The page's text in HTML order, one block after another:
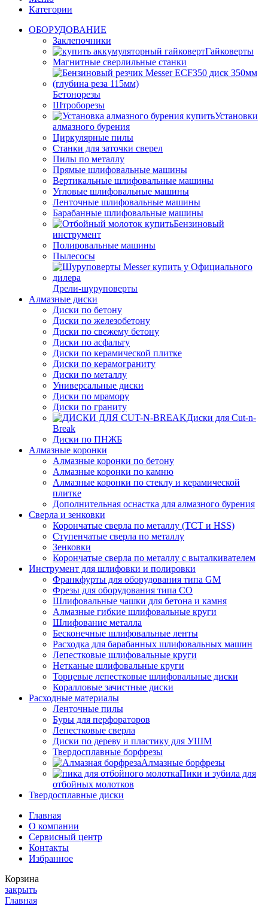
Категории
ОБОРУДОВАНИЕ
Заклепочники
Гайковерты
Магнитные сверлильные станки
Бетонорезы
Штроборезы
Установки
алмазного бурения
Циркулярные пилы
Станки для заточки сверел
Пилы по металлу
Прямые шлифовальные машины
Вертикальные шлифовальные машины
Угловые шлифовальные машины
Ленточные шлифовальные машины
Барабанные шлифовальные машины
Бензиновый
инструмент
Полировальные машины
Пылесосы
Дрели-шуруповерты
Алмазные диски
Диски по бетону
Диски по железобетону
Диски по свежему бетону
Диски по асфальту
Диски по керамической плитке
Диски по керамограниту
Диски по металлу
Универсальные диски
Диски по мрамору
Диски по граниту
Диски для Cut-n-
Break
Диски по ПНЖБ
Алмазные коронки
Алмазные коронки по бетону
Алмазные коронки по камню
Алмазные коронки по стеклу и керамической
плитке
Дополнительная оснастка для алмазного бурения
Сверла и зенковки
Корончатые сверла по металлу (TCT и HSS)
Ступенчатые сверла по металлу
Зенковки
Корончатые сверла по металлу c выталкивателем
Инструмент для шлифовки и полировки
Франкфурты для оборудования типа GM
Фрезы для оборудования типа СО
Шлифовальные чашки для бетона и камня
Алмазные гибкие шлифовальные круги
Шлифование металла
Бесконечные шлифовальные ленты
Расходка для барабанных шлифовальных машин
Лепестковые шлифовальные круги
Нетканые шлифовальные круги
Торцевые лепестковые шлифовальные диски
Коралловые зачистные диски
Расходные материалы
Ленточные пилы
Буры для перфораторов
Лепестковые сверла
Диски по дереву и пластику для УШМ
Твердосплавные борфрезы
Алмазные борфрезы
Пики и зубила для
отбойных молотков
Твердосплавные диски
Главная
О компании
Сервисный центр
Контакты
Избранное
Корзина
закрыть
Главная